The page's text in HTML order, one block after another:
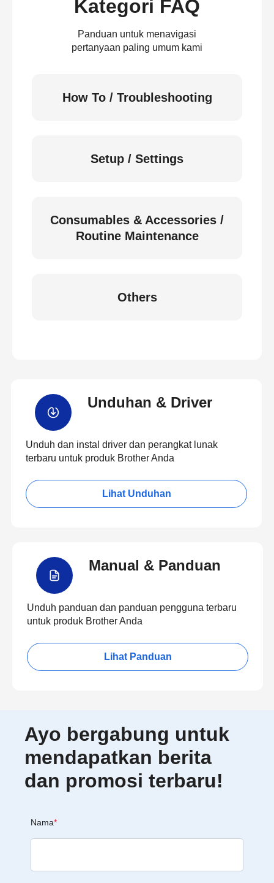
Kategori FAQ
Panduan untuk menavigasi
pertanyaan paling umum kami
How To / Troubleshooting
Setup / Settings
Consumables & Accessories /
Routine Maintenance
Others
Unduhan & Driver
Unduh dan instal driver dan perangkat lunak
terbaru untuk produk Brother Anda
Lihat Unduhan
Manual & Panduan
Unduh panduan dan panduan pengguna terbaru
untuk produk Brother Anda
Lihat Panduan
Ayo bergabung untuk
mendapatkan berita
dan promosi terbaru!
Nama*